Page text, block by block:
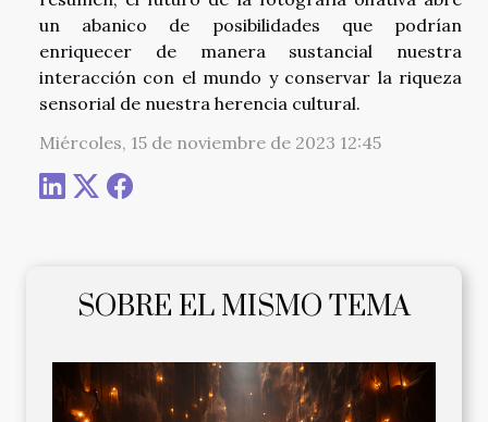
SOBRE EL MISMO TEMA
un abanico de posibilidades que podrían
enriquecer de manera sustancial nuestra
interacción con el mundo y conservar la riqueza
sensorial de nuestra herencia cultural.
Miércoles, 15 de noviembre de 2023 12:45